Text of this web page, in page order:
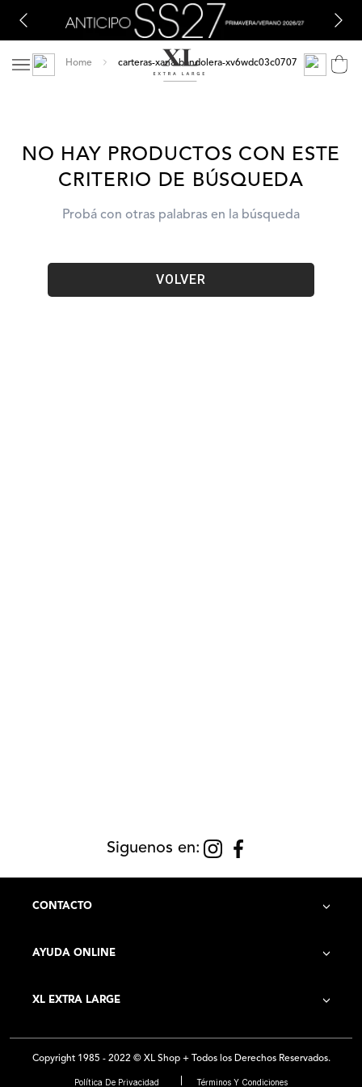
carteras-xana-bandolera-xv6wdc03c0707
NO HAY PRODUCTOS CON ESTE
CRITERIO DE BÚSQUEDA
Probá con otras palabras en la búsqueda
VOLVER
Siguenos en:
CONTACTO
AYUDA ONLINE
Contacto
Preguntas Frecuentes
XL EXTRA LARGE
Historia de la Empresa
Copyright 1985 - 2022 © XL Shop + Todos los Derechos Reservados.
Política De Privacidad Términos Y Condiciones